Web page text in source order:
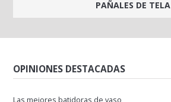
PAÑALES DE TELA
OPINIONES DESTACADAS